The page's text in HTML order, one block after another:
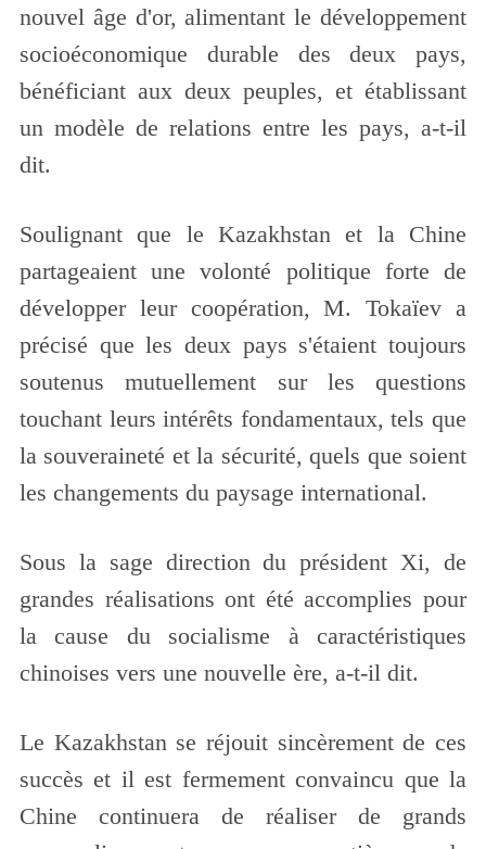
nouvel âge d'or, alimentant le développement
socioéconomique durable des deux pays,
bénéficiant aux deux peuples, et établissant
un modèle de relations entre les pays, a-t-il
dit.
Soulignant que le Kazakhstan et la Chine
partageaient une volonté politique forte de
développer leur coopération, M. Tokaïev a
précisé que les deux pays s'étaient toujours
soutenus mutuellement sur les questions
touchant leurs intérêts fondamentaux, tels que
la souveraineté et la sécurité, quels que soient
les changements du paysage international.
Sous la sage direction du président Xi, de
grandes réalisations ont été accomplies pour
la cause du socialisme à caractéristiques
chinoises vers une nouvelle ère, a-t-il dit.
Le Kazakhstan se réjouit sincèrement de ces
succès et il est fermement convaincu que la
Chine continuera de réaliser de grands